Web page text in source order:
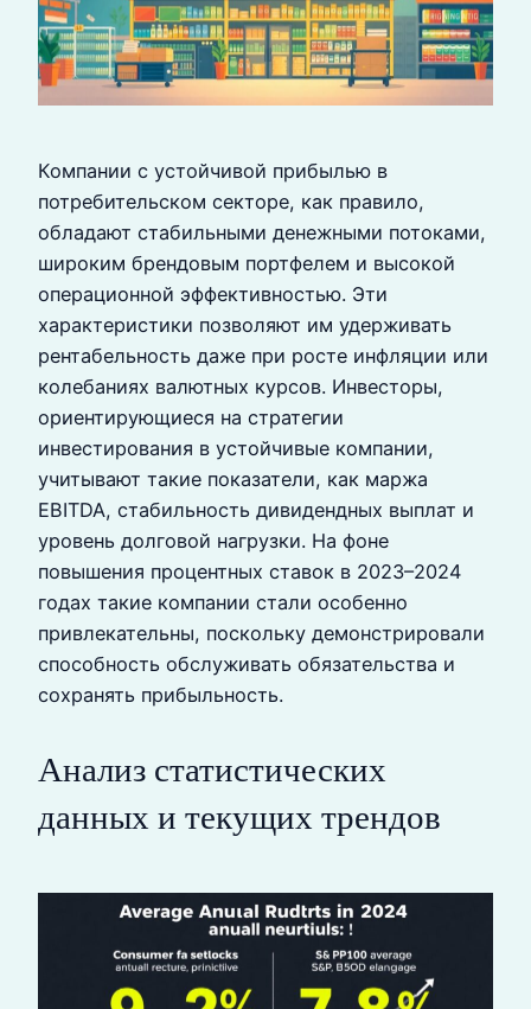
Компании с устойчивой прибылью в
потребительском секторе, как правило,
обладают стабильными денежными потоками,
широким брендовым портфелем и высокой
операционной эффективностью. Эти
характеристики позволяют им удерживать
рентабельность даже при росте инфляции или
колебаниях валютных курсов. Инвесторы,
ориентирующиеся на стратегии
инвестирования в устойчивые компании,
учитывают такие показатели, как маржа
EBITDA, стабильность дивидендных выплат и
уровень долговой нагрузки. На фоне
повышения процентных ставок в 2023–2024
годах такие компании стали особенно
привлекательны, поскольку демонстрировали
способность обслуживать обязательства и
сохранять прибыльность.
Анализ статистических
данных и текущих трендов